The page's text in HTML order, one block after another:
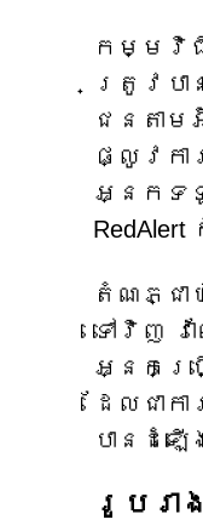
កម្មវិធី
ត្រូវបា
ជនតាម
ផ្លូវកា
អ្នកទទួ
តំណភ្ជា
ទៅវិញ វ
អ្នកប្រើ
ដែលជា
បានដំឡ
រូបរា